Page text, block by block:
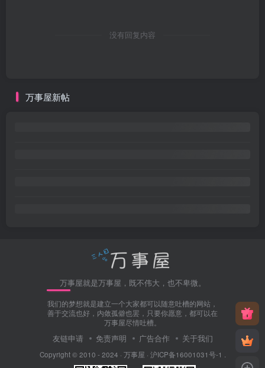
没有回复内容
万事屋新帖
万事屋就是万事屋，既不伟大，也不卑微。
我们的梦想就是建立一个大家都可以随意吐槽的网站，
善于交流也好，内敛孤僻也罢，只要你愿意，都可以在
万事屋尽情吐槽。
友链申请 免责声明 广告合作 关于我们
Copyright © 2010 - 2024 · 万事屋 · 沪ICP备16001031号-1